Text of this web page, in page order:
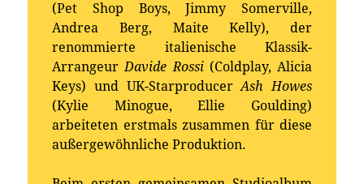
(Pet Shop Boys, Jimmy Somerville,
Andrea Berg, Maite Kelly), der
renommierte italienische Klassik-
ArrangeurDavide Rossi(Coldplay, Alicia
Keys) und UK-StarproducerAsh Howes
(Kylie Minogue, Ellie Goulding)
arbeiteten erstmals zusammen für diese
außergewöhnliche Produktion.